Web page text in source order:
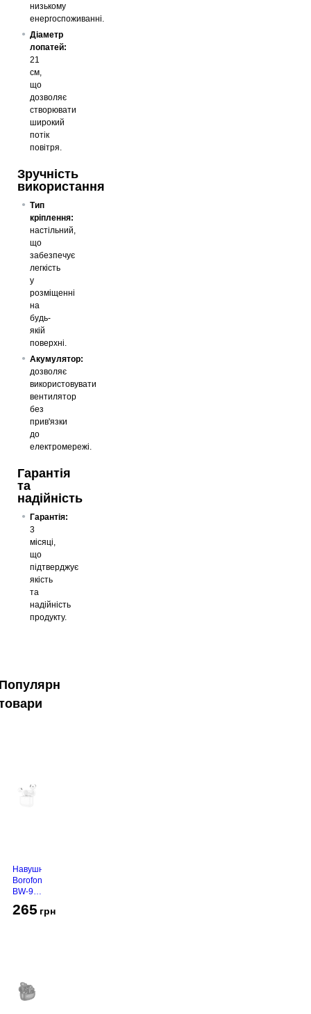
низькому
енергоспоживанні.
Діаметр
лопатей:
21
см,
що
дозволяє
створювати
широкий
потік
повітря.
Зручність
використання
Тип
кріплення:
настільний,
що
забезпечує
легкість
у
розміщенні
на
будь-
якій
поверхні.
Акумулятор:
дозволяє
використовувати
вентилятор
без
прив'язки
до
електромережі.
Гарантія
та
надійність
Гарантія:
3
місяці,
що
підтверджує
якість
та
надійність
продукту.
Навушники
Borofone
BW-94
White
265 грн